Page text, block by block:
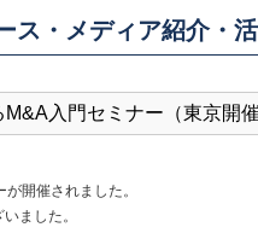
ス・メディア紹介・
入門セミナー（東京開
開催されました。
ました。